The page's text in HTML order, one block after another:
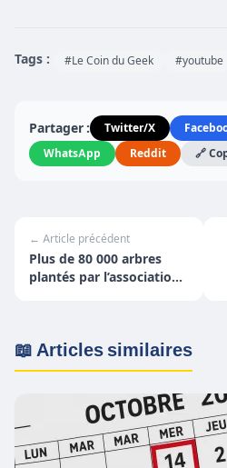
Tags : #Le Coin du Geek #youtube
Partager : Twitter/X
WhatsApp
Reddit 🔗
← Article précédent
Plus de 80 000 arbres
plantés par l’association
📖 Articles similaires